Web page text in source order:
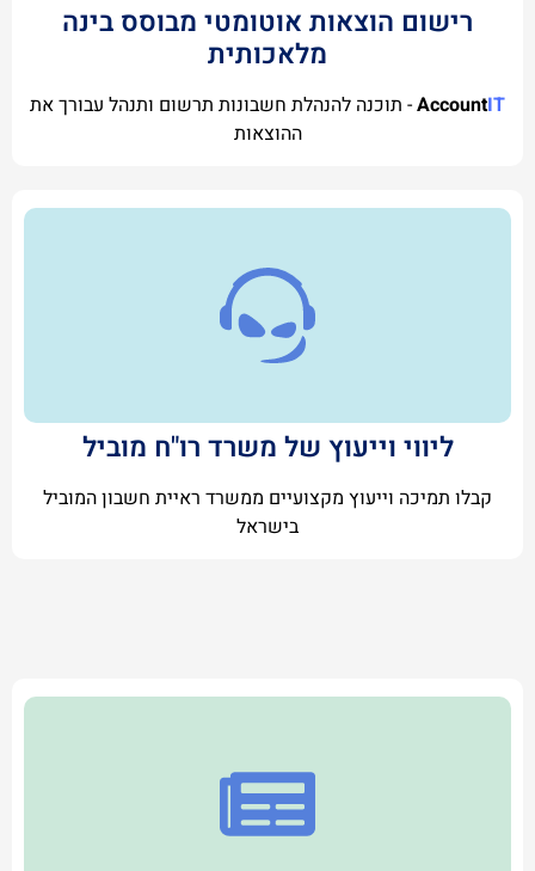
רישום הוצאות אוטומטי מבוסס בינה
מלאכותית
AccountIT
- תוכנה להנהלת חשבונות תרשום ותנהל עבורך את
ההוצאות
ליווי וייעוץ של משרד רו"ח מוביל
קבלו תמיכה וייעוץ מקצועיים ממשרד ראיית חשבון המוביל
בישראל